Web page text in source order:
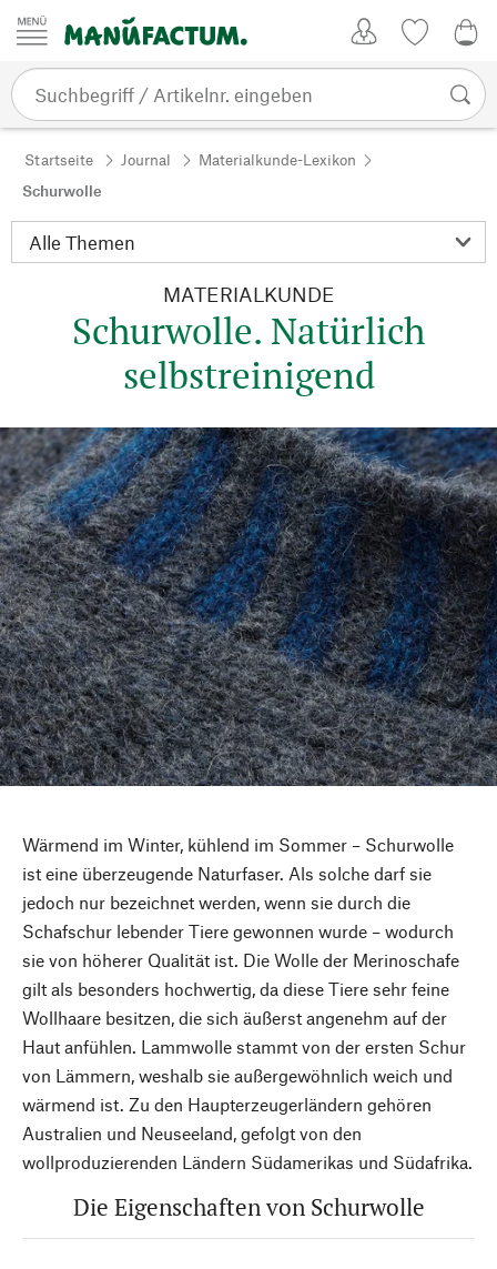
Zum Inhalt springen
Startseite Journal
Materialkunde-Lexikon
Schurwolle
MATERIALKUNDE
Schurwolle. Natürlich
selbstreinigend
Wärmend im Winter, kühlend im Sommer – Schurwolle
ist eine überzeugende Naturfaser. Als solche darf sie
jedoch nur bezeichnet werden, wenn sie durch die
Schafschur lebender Tiere gewonnen wurde – wodurch
sie von höherer Qualität ist. Die Wolle der Merinoschafe
gilt als besonders hochwertig, da diese Tiere sehr feine
Wollhaare besitzen, die sich äußerst angenehm auf der
Haut anfühlen. Lammwolle stammt von der ersten Schur
von Lämmern, weshalb sie außergewöhnlich weich und
wärmend ist. Zu den Haupterzeugerländern gehören
Australien und Neuseeland, gefolgt von den
wollproduzierenden Ländern Südamerikas und Südafrika.
Die Eigenschaften von Schurwolle